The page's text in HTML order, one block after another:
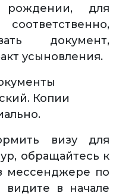
рождении, для
документ,
усыновления.
Копии
визу для
обращайтесь к
мессенджере по
в начале